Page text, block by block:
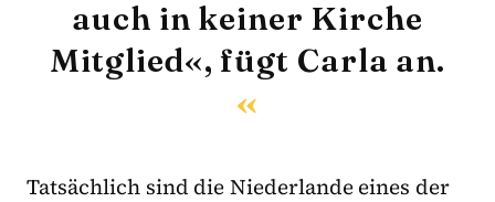
auch in keiner Kirche
Mitglied«, fügt Carla an.
Tatsächlich sind die Niederlande eines der